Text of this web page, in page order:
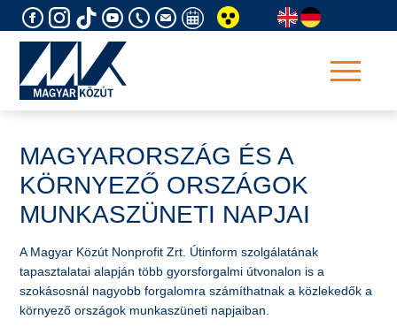
to
MAGYARORSZÁG ÉS A
KÖRNYEZŐ ORSZÁGOK
MUNKASZÜNETI NAPJAI
A Magyar Közút Nonprofit Zrt. Útinform szolgálatának
tapasztalatai alapján több gyorsforgalmi útvonalon is a
szokásosnál nagyobb forgalomra számíthatnak a közlekedők a
környező országok munkaszüneti napjaiban.